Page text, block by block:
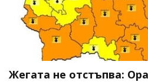
Жегата не отстъпва: